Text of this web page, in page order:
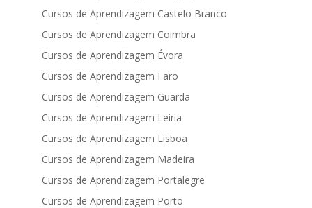
Cursos de Aprendizagem Castelo Branco
Cursos de Aprendizagem Coimbra
Cursos de Aprendizagem Évora
Cursos de Aprendizagem Faro
Cursos de Aprendizagem Guarda
Cursos de Aprendizagem Leiria
Cursos de Aprendizagem Lisboa
Cursos de Aprendizagem Madeira
Cursos de Aprendizagem Portalegre
Cursos de Aprendizagem Porto